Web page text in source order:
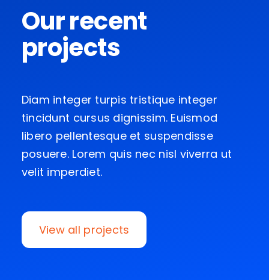
Our recent
projects
Diam integer turpis tristique integer
tincidunt cursus dignissim. Euismod
libero pellentesque et suspendisse
posuere. Lorem quis nec nisl viverra ut
velit imperdiet.
View all projects